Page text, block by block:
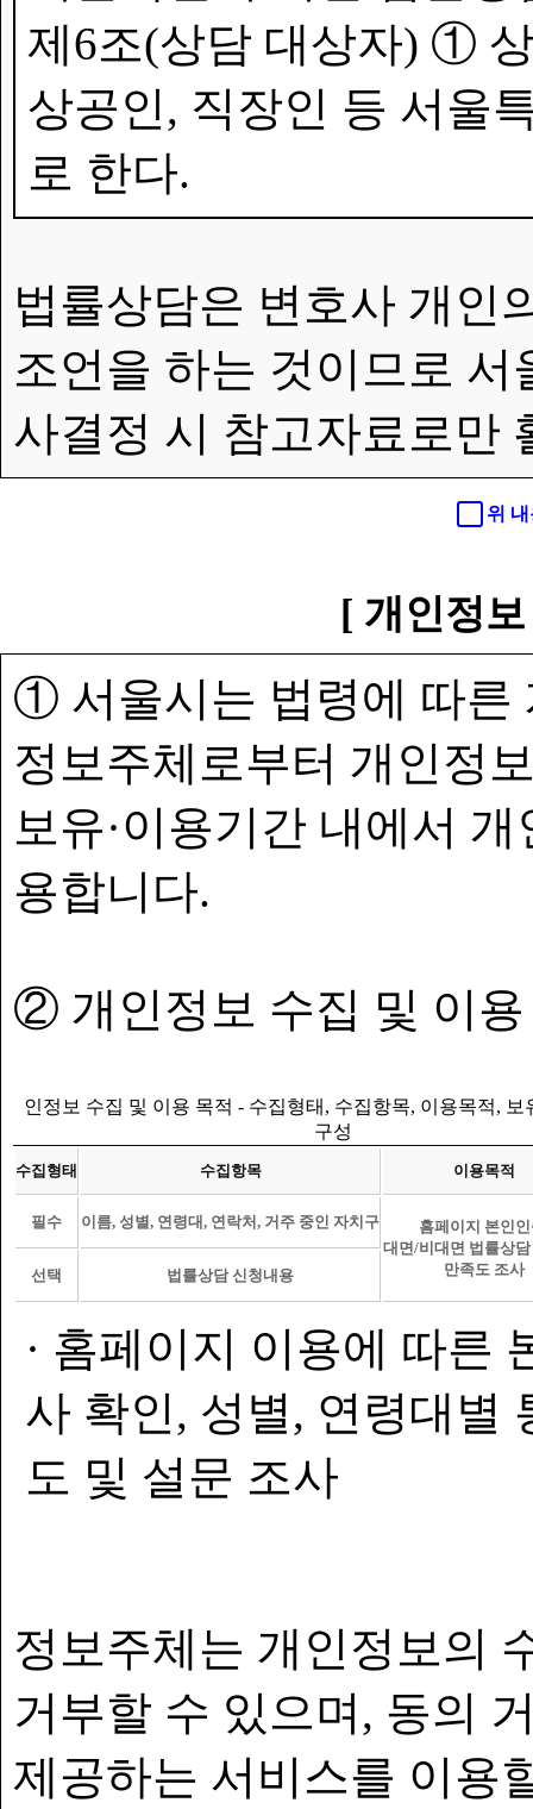
제6조(상담 대상자) ①
상공인, 직장인 등 서울
로 한다.
법률상담은 변호사 개인
조언을 하는 것이므로
사결정 시 참고자료로만
위
[ 개인정
① 서울시는 법령에 따른
정보주체로부터 개인정
보유·이용기간 내에서
용합니다.
② 개인정보 수집 및 이용
인정보 수집 및 이용 목적 - 수집형태, 수집항목, 이용목적, 보
구성
수집형태 수집항목 이용목적
필수 이름, 성별, 연령대, 연락처, 거주 중인 자치구
홈페이지 본인인
대면/비대면 법률상
만족도 조사
선택 법률상담 신청내용
· 홈페이지 이용에 따른
사 확인, 성별, 연령대별
도 및 설문 조사
정보주체는 개인정보의
거부할 수 있으며, 동의
제공하는 서비스를 이용